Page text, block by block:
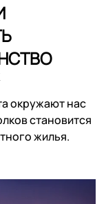
окружают нас
становится
жилья.